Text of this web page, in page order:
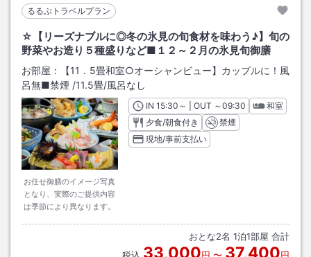
るるぶトラベルプラン
☆【リーズナブルに◎冬の氷見の旬食材を味わう♪】旬の
野菜やお造り５種盛りなど■１２～２月の氷見旬御膳
お部屋：
【11．5畳和室○オーシャンビュー】カップルに！風
呂無■禁煙 /11.5畳/風呂なし
お任せ御膳のイメージ写真
となり、実際のご提供内容
は季節により異なります。
INチェックイン
15:30 ～ | OUT チェックアウト
～09:30
和室
夕食/朝食付き
禁煙
現地/事前支払い
おとな2名 1泊1部屋 合計
33,000 37,400